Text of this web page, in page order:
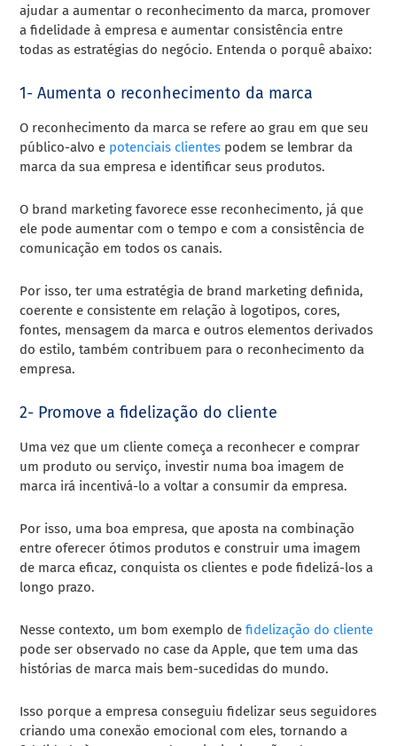
ajudar a aumentar o reconhecimento da marca, promover
a fidelidade à empresa e aumentar consistência entre
todas as estratégias do negócio. Entenda o porquê abaixo:
1- Aumenta o reconhecimento da marca
O reconhecimento da marca se refere ao grau em que seu
público-alvo e potenciais clientes podem se lembrar da
marca da sua empresa e identificar seus produtos.
O brand marketing favorece esse reconhecimento, já que
ele pode aumentar com o tempo e com a consistência de
comunicação em todos os canais.
Por isso, ter uma estratégia de brand marketing definida,
coerente e consistente em relação à logotipos, cores,
fontes, mensagem da marca e outros elementos derivados
do estilo, também contribuem para o reconhecimento da
empresa.
2- Promove a fidelização do cliente
Uma vez que um cliente começa a reconhecer e comprar
um produto ou serviço, investir numa boa imagem de
marca irá incentivá-lo a voltar a consumir da empresa.
Por isso, uma boa empresa, que aposta na combinação
entre oferecer ótimos produtos e construir uma imagem
de marca eficaz, conquista os clientes e pode fidelizá-los a
longo prazo.
Nesse contexto, um bom exemplo de fidelização do cliente
pode ser observado no case da Apple, que tem uma das
histórias de marca mais bem-sucedidas do mundo.
Isso porque a empresa conseguiu fidelizar seus seguidores
criando uma conexão emocional com eles, tornando a